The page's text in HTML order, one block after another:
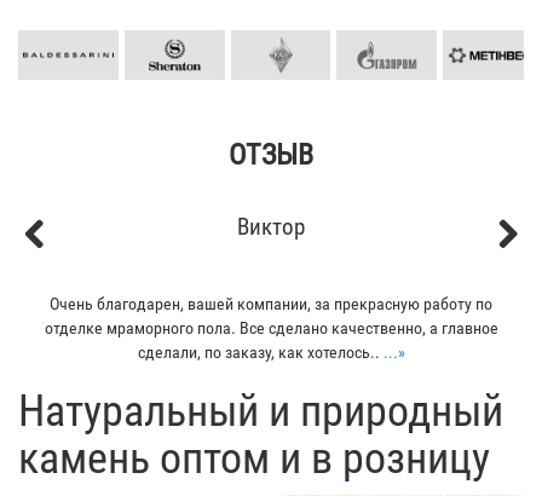
ОТЗЫВ
Виктор
Очень благодарен, вашей компании, за прекрасную работу по
отделке мраморного пола. Все сделано качественно, а главное
сделали, по заказу, как хотелось.. ...»
​Натуральный и природный
камень оптом и в розницу